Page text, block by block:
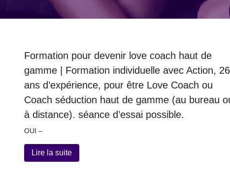
Formation pour devenir love coach haut de
gamme | Formation individuelle avec Action, 26
ans d’expérience, pour être Love Coach ou
Coach séduction haut de gamme (au bureau
à distance). séance d’essai possible.
OUI –
Lire la suite